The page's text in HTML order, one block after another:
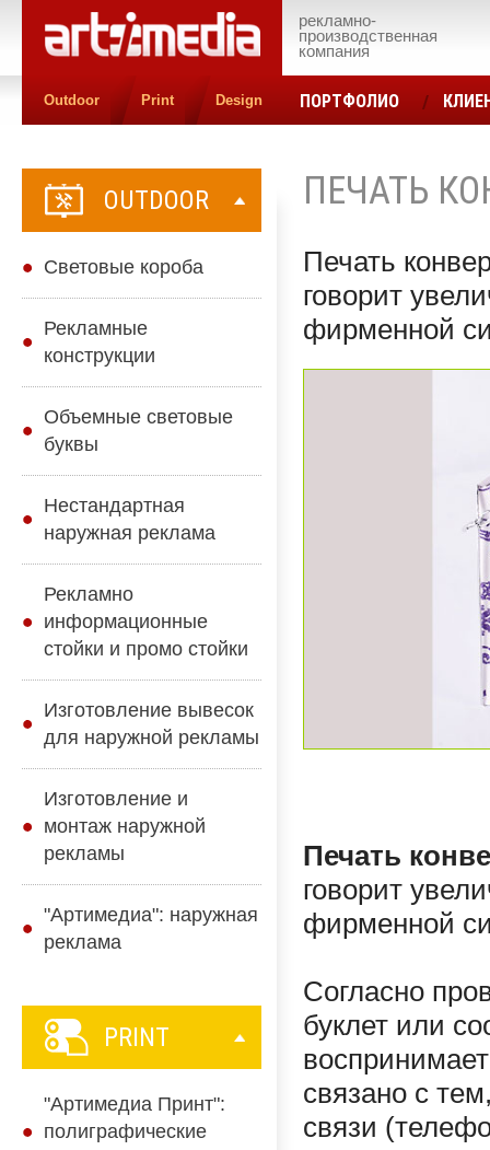
рекламно-
производственная
компания
Outdoor Print Design ПОРТФОЛИО
OUTDOOR
Cветовые короба
Рекламные
конструкции
Объемные световые
буквы
Нестандартная
наружная реклама
Рекламно
информационные
стойки и промо стойки
Изготовление вывесок
для наружной рекламы
Изготовление и
монтаж наружной
рекламы
"Артимедиа": наружная
реклама
PRINT
"Артимедиа Принт":
полиграфические
ПЕЧАТЬ
Печать
говорит
фирменной
Печать
говорит
фирменной
Согласно
буклет или
связано с
связи